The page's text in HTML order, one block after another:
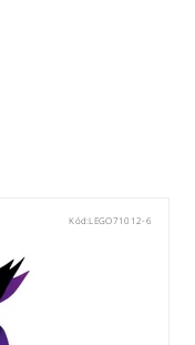
Kód:LEGO71012-6